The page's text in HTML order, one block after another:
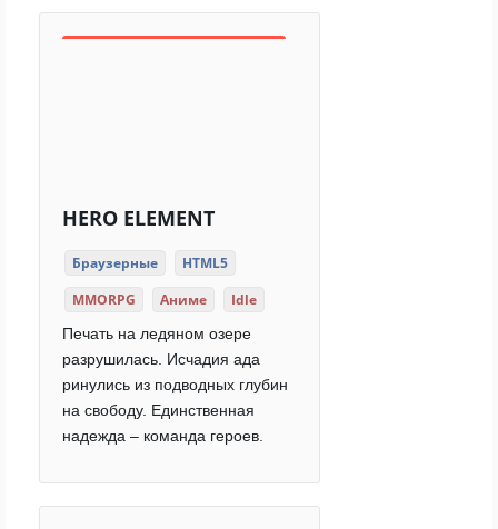
HERO ELEMENT
Браузерные
HTML5
MMORPG
Аниме Idle
Печать на ледяном озере
разрушилась. Исчадия ада
ринулись из подводных глубин
на свободу. Единственная
надежда – команда героев.